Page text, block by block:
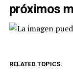
próximos
RELATED TOPICS: